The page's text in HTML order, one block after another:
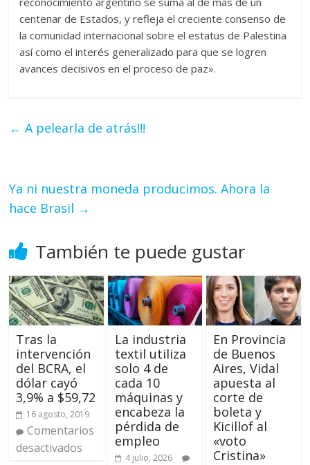
centenar de Estados, y refleja el creciente consenso de
la comunidad internacional sobre el estatus de Palestina
así como el interés generalizado para que se logren
avances decisivos en el proceso de paz».
← A pelearla de atrás!!!
Ya ni nuestra moneda producimos. Ahora la
hace Brasil →
También te puede gustar
Tras la
intervención
del BCRA, el
dólar cayó
3,9% a $59,72
16 agosto, 2019
Comentarios
desactivados
La industria
textil utiliza
solo 4 de
cada 10
máquinas y
encabeza la
pérdida de
empleo
4 julio, 2026
En Provincia
de Buenos
Aires, Vidal
apuesta al
corte de
boleta y
Kicillof al
«voto
Cristina»